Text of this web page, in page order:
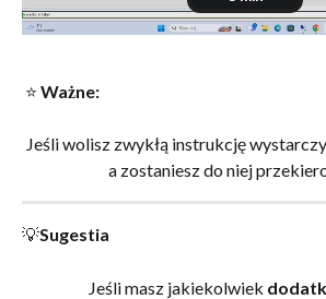
⭐ Ważne:
Jeśli wolisz zwykłą instrukcję
a zostaniesz do niej
💡Sugestia
          Jeśli masz jakiekolwiek